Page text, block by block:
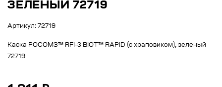
ЗЕЛЕНЫЙ 72719
Артикул: 72719
Каска РОСОМЗ™ RFI-3 BIOT™ RAPID (с храповиком), зеленый
72719